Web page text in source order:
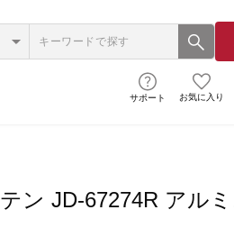
サポート お気に入り
ン JD-67274R アル